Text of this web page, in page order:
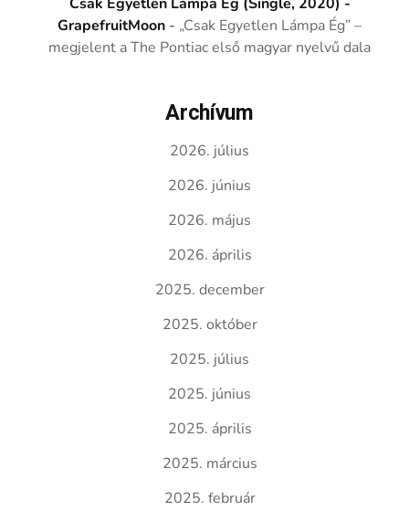
GrapefruitMoon - „Csak Egyetlen Lámpa Ég” –
megjelent a The Pontiac első magyar nyelvű dala
Archívum
2026. július
2026. június
2026. május
2026. április
2025. december
2025. október
2025. július
2025. június
2025. április
2025. március
2025. február